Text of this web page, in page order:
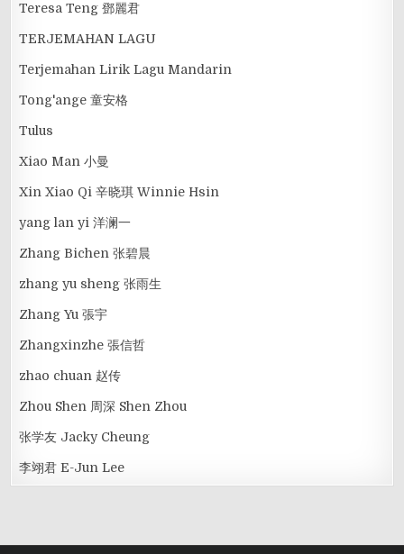
Teresa Teng 鄧麗君
TERJEMAHAN LAGU
Terjemahan Lirik Lagu Mandarin
Tong'ange 童安格
Tulus
Xiao Man 小曼
Xin Xiao Qi 辛晓琪 Winnie Hsin
yang lan yi 洋澜一
Zhang Bichen 张碧晨
zhang yu sheng 张雨生
Zhang Yu 張宇
Zhangxinzhe 張信哲
zhao chuan 赵传
Zhou Shen 周深 Shen Zhou
张学友 Jacky Cheung
李翊君 E-Jun Lee